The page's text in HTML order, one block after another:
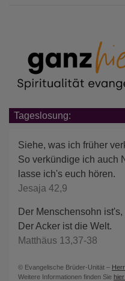
Tageslosung:
Siehe, was ich früher
So verkündige ich auch
lasse ich's euch hören.
Jesaja 42,9
Der Menschensohn
Der Acker ist die Welt.
Matthäus 13,37-38
© Evangelische Brüder-Unität –
Weitere Informationen finden Sie hier